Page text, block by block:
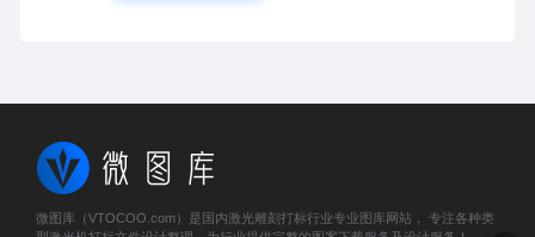
微图库（VTOCOO.com）是国内激光雕刻打标行业专业图库网站， 专注各种类